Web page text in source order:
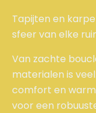
Tapijten en
sfeer van elke
Van zachte
materialen is
comfort en
voor een